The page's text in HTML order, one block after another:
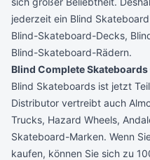
jederzeit ein Blind
Blind-Skateboard-Decks,
Blind-Skateboard-Rädern.
Blind Complete
Blind Skateboards ist jetzt
Distributor vertreibt auch
Trucks, Hazard Wheels,
Skateboard-Marken. Wenn
kaufen, können Sie sich zu